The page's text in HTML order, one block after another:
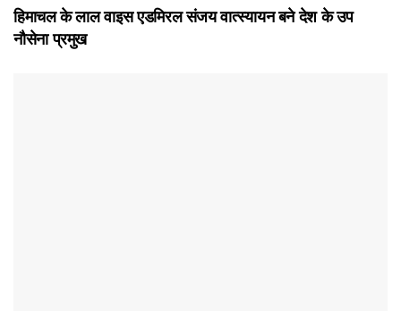
हिमाचल के लाल वाइस एडमिरल संजय वात्स्यायन बने देश के उप
नौसेना प्रमुख